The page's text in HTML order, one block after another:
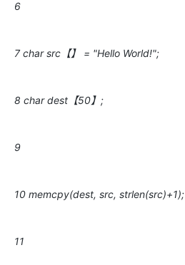
6
7 char src【】 = "Hello World!";
8 char dest【50】;
9
10 memcpy(dest, src, strlen(src)+1);
11